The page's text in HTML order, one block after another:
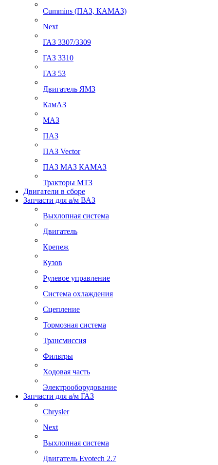
Cummins (ПАЗ, КАМАЗ)
Next
ГАЗ 3307/3309
ГАЗ 3310
ГАЗ 53
Двигатель ЯМЗ
КамАЗ
МАЗ
ПАЗ
ПАЗ Vector
ПАЗ МАЗ КАМАЗ
Тракторы МТЗ
Двигатели в сборе
Запчасти для а/м ВАЗ
Выхлопная система
Двигатель
Крепеж
Кузов
Рулевое управление
Система охлаждения
Сцепление
Тормозная система
Трансмиссия
Фильтры
Ходовая часть
Электрооборудование
Запчасти для а/м ГАЗ
Chrysler
Next
Выхлопная система
Двигатель Evotech 2.7